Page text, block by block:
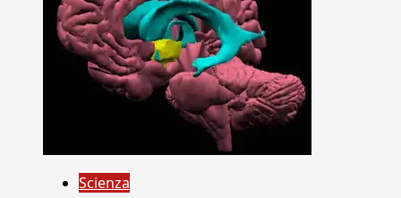
Scienza